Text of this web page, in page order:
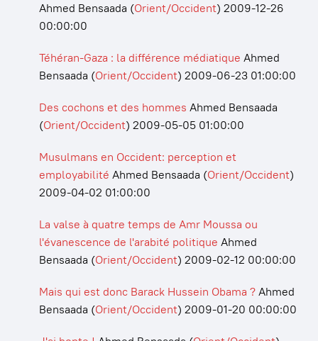
Ahmed Bensaada (Orient/Occident) 2009-12-26
00:00:00
Téhéran-Gaza : la différence médiatique Ahmed
Bensaada (Orient/Occident) 2009-06-23 01:00:00
Des cochons et des hommes Ahmed Bensaada
(Orient/Occident) 2009-05-05 01:00:00
Musulmans en Occident: perception et
employabilité Ahmed Bensaada (Orient/Occident)
2009-04-02 01:00:00
La valse à quatre temps de Amr Moussa ou
l'évanescence de l'arabité politique Ahmed
Bensaada (Orient/Occident) 2009-02-12 00:00:00
Mais qui est donc Barack Hussein Obama ?Ahmed
Bensaada (Orient/Occident) 2009-01-20 00:00:00